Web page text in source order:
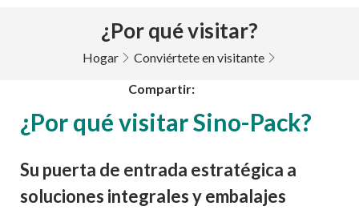
¿Por qué visitar?
Hogar Conviértete en visitante
Compartir:
¿Por qué visitar Sino-Pack?
Su puerta de entrada estratégica a
soluciones integrales y embalajes